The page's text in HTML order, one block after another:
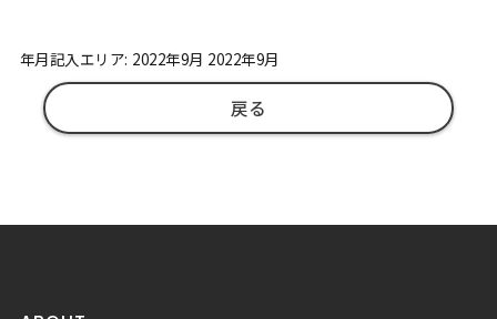
年月記入エリア: 2022年9月 2022年9月
戻る